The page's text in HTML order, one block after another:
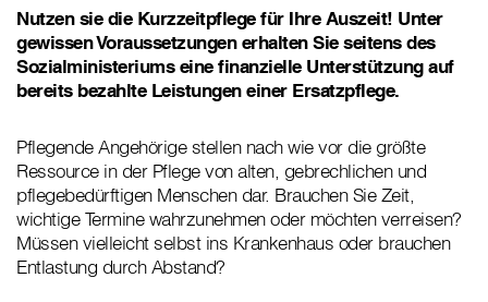
Nutzen sie die Kurzzeitpflege für Ihre Auszeit! Unter
gewissen Voraussetzungen erhalten Sie seitens des
Sozialministeriums eine finanzielle Unterstützung auf
bereits bezahlte Leistungen einer Ersatzpflege.
Pflegende Angehörige stellen nach wie vor die größte
Ressource in der Pflege von alten, gebrechlichen und
pflegebedürftigen Menschen dar. Brauchen Sie Zeit,
wichtige Termine wahrzunehmen oder möchten verreisen?
Müssen vielleicht selbst ins Krankenhaus oder brauchen
Entlastung durch Abstand?